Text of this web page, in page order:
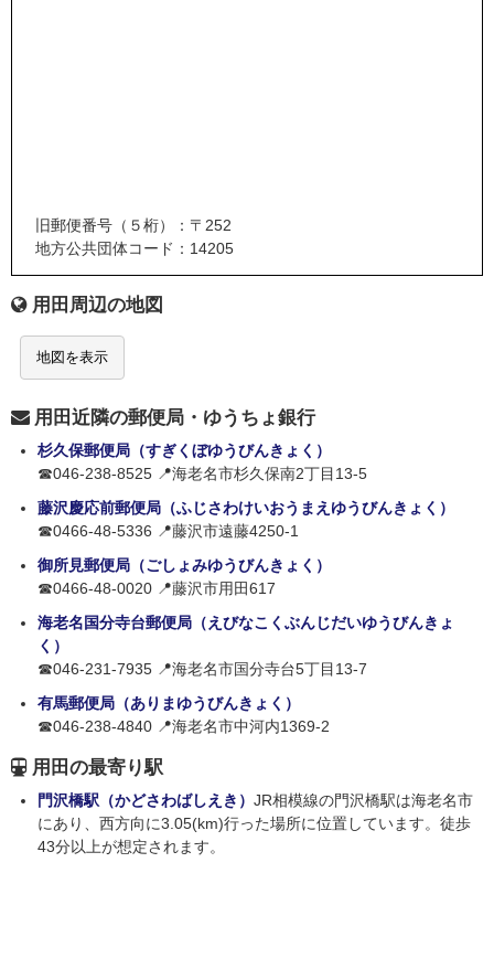
旧郵便番号（５桁）：〒252
地方公共団体コード：14205
用田周辺の地図
地図を表示
用田近隣の郵便局・ゆうちょ銀行
杉久保郵便局（すぎくぼゆうびんきょく）
☎046-238-8525 📍海老名市杉久保南2丁目13-5
藤沢慶応前郵便局（ふじさわけいおうまえゆうびんきょく）
☎0466-48-5336 📍藤沢市遠藤4250-1
御所見郵便局（ごしょみゆうびんきょく）
☎0466-48-0020 📍藤沢市用田617
海老名国分寺台郵便局（えびなこくぶんじだいゆうびんきょ
く）
☎046-231-7935 📍海老名市国分寺台5丁目13-7
有馬郵便局（ありまゆうびんきょく）
☎046-238-4840 📍海老名市中河内1369-2
用田の最寄り駅
門沢橋駅（かどさわばしえき） JR相模線の門沢橋駅は海老名市
にあり、西方向に3.05(km)行った場所に位置しています。徒歩
43分以上が想定されます。